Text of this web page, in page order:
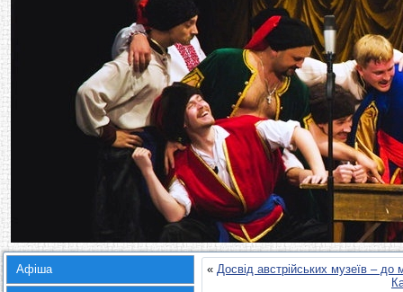
Афіша « Досвід австрійських музеїв –